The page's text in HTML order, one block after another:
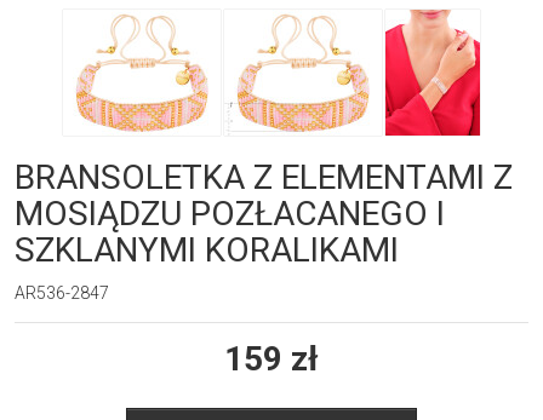
BRANSOLETKA Z ELEMENTAMI Z
MOSIĄDZU POZŁACANEGO I
SZKLANYMI KORALIKAMI
AR536-2847
159 zł